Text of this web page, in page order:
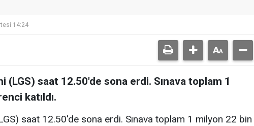
14:24
(LGS) saat 12.50'de sona erdi. Sınava toplam 1
katıldı.
saat 12.50'de sona erdi. Sınava toplam 1 milyon 22 bin